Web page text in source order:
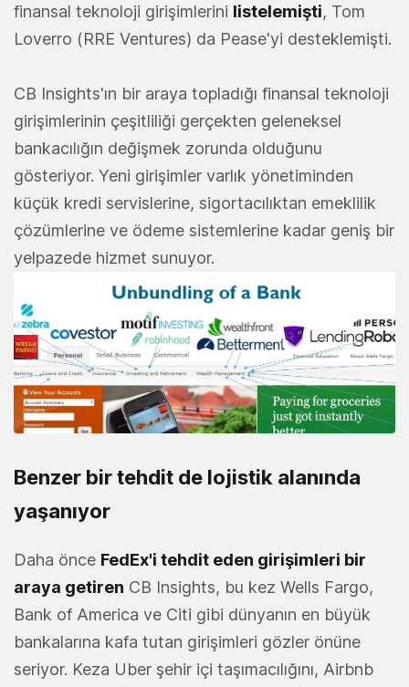
finansal teknoloji girişimlerini listelemişti, Tom
Loverro (RRE Ventures) da Pease'yi desteklemişti.
CB Insights'ın bir araya topladığı finansal teknoloji
girişimlerinin çeşitliliği gerçekten geleneksel
bankacılığın değişmek zorunda olduğunu
gösteriyor. Yeni girişimler varlık yönetiminden
küçük kredi servislerine, sigortacılıktan emeklilik
çözümlerine ve ödeme sistemlerine kadar geniş bir
yelpazede hizmet sunuyor.
Benzer bir tehdit de lojistik alanında
yaşanıyor
Daha önce FedEx'i tehdit eden girişimleri bir
araya getiren CB Insights, bu kez Wells Fargo,
Bank of America ve Citi gibi dünyanın en büyük
bankalarına kafa tutan girişimleri gözler önüne
seriyor. Keza Uber şehir içi taşımacılığını, Airbnb